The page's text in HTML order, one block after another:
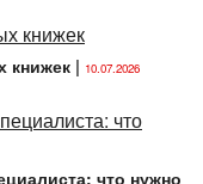
книжек | 10.07.2026
что нужно